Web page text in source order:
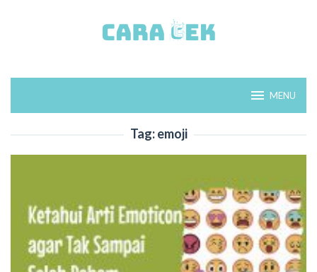
MENU
Tag:emoji